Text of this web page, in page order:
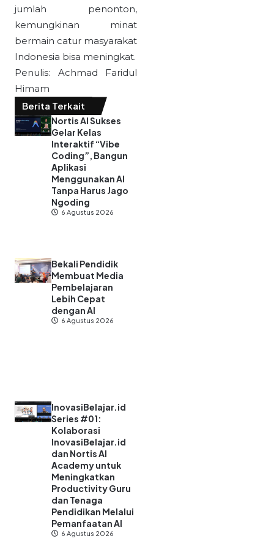
jumlah penonton,
kemungkinan minat
bermain catur masyarakat
Indonesia bisa meningkat.
Penulis: Achmad Faridul
Himam
Berita Terkait
Nortis AI Sukses
Gelar Kelas
Interaktif “Vibe
Coding”, Bangun
Aplikasi
Menggunakan AI
Tanpa Harus Jago
Ngoding
6 Agustus 2026
Bekali Pendidik
Membuat Media
Pembelajaran
Lebih Cepat
dengan AI
6 Agustus 2026
InovasiBelajar.id
Series #01:
Kolaborasi
InovasiBelajar.id
dan Nortis AI
Academy untuk
Meningkatkan
Productivity Guru
dan Tenaga
Pendidikan Melalui
Pemanfaatan AI
6 Agustus 2026